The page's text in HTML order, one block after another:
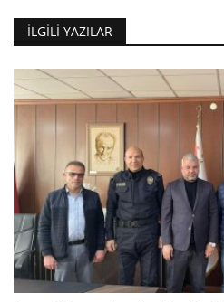
İLGILI YAZILAR